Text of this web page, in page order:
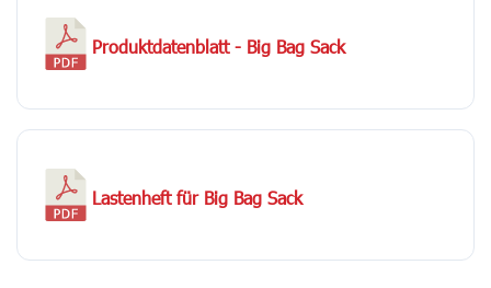
Produktdatenblatt - Big Bag Sack
Lastenheft für Big Bag Sack